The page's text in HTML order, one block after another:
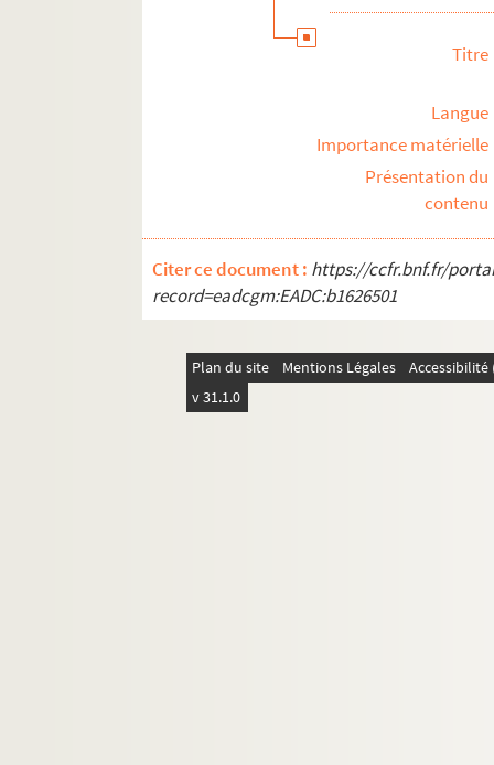
Titre
Langue
Importance matérielle
Présentation du
contenu
Citer ce document : https://ccfr.bnf.fr/
record=eadcgm:EADC:b1626501
Plan du site Mentions Légales
v 31.1.0